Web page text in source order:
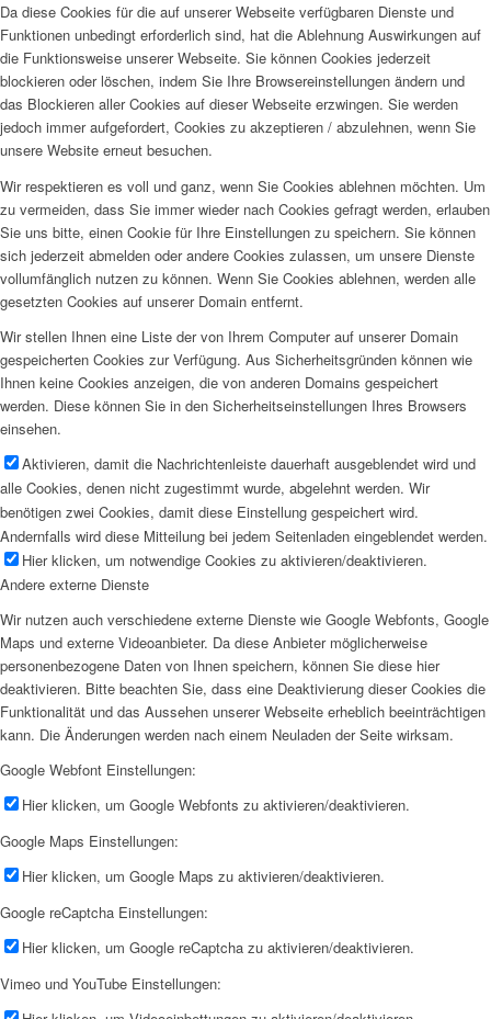
Da diese Cookies für die auf unserer Webseite verfügbaren Dienste und
Funktionen unbedingt erforderlich sind, hat die Ablehnung Auswirkungen auf
die Funktionsweise unserer Webseite. Sie können Cookies jederzeit
blockieren oder löschen, indem Sie Ihre Browsereinstellungen ändern und
das Blockieren aller Cookies auf dieser Webseite erzwingen. Sie werden
jedoch immer aufgefordert, Cookies zu akzeptieren / abzulehnen, wenn Sie
unsere Website erneut besuchen.
Wir respektieren es voll und ganz, wenn Sie Cookies ablehnen möchten. Um
zu vermeiden, dass Sie immer wieder nach Cookies gefragt werden, erlauben
Sie uns bitte, einen Cookie für Ihre Einstellungen zu speichern. Sie können
sich jederzeit abmelden oder andere Cookies zulassen, um unsere Dienste
vollumfänglich nutzen zu können. Wenn Sie Cookies ablehnen, werden alle
gesetzten Cookies auf unserer Domain entfernt.
Wir stellen Ihnen eine Liste der von Ihrem Computer auf unserer Domain
gespeicherten Cookies zur Verfügung. Aus Sicherheitsgründen können wie
Ihnen keine Cookies anzeigen, die von anderen Domains gespeichert
werden. Diese können Sie in den Sicherheitseinstellungen Ihres Browsers
einsehen.
Aktivieren, damit die Nachrichtenleiste dauerhaft ausgeblendet wird und
alle Cookies, denen nicht zugestimmt wurde, abgelehnt werden. Wir
benötigen zwei Cookies, damit diese Einstellung gespeichert wird.
Andernfalls wird diese Mitteilung bei jedem Seitenladen eingeblendet werden.
Hier klicken, um notwendige Cookies zu aktivieren/deaktivieren.
Andere externe Dienste
Wir nutzen auch verschiedene externe Dienste wie Google Webfonts, Google
Maps und externe Videoanbieter. Da diese Anbieter möglicherweise
personenbezogene Daten von Ihnen speichern, können Sie diese hier
deaktivieren. Bitte beachten Sie, dass eine Deaktivierung dieser Cookies die
Funktionalität und das Aussehen unserer Webseite erheblich beeinträchtigen
kann. Die Änderungen werden nach einem Neuladen der Seite wirksam.
Google Webfont Einstellungen:
Hier klicken, um Google Webfonts zu aktivieren/deaktivieren.
Google Maps Einstellungen:
Hier klicken, um Google Maps zu aktivieren/deaktivieren.
Google reCaptcha Einstellungen:
Hier klicken, um Google reCaptcha zu aktivieren/deaktivieren.
Vimeo und YouTube Einstellungen: